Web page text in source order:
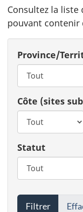
Consultez la liste
pouvant contenir
Province/
Côte (sites
Statut
Filtrer